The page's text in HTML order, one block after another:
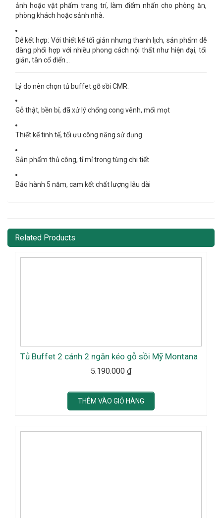
ảnh hoặc vật phẩm trang trí, làm điểm nhấn cho phòng ăn,
phòng khách hoặc sảnh nhà.
Dễ kết hợp: Với thiết kế tối giản nhưng thanh lịch, sản phẩm dễ
dàng phối hợp với nhiều phong cách nội thất như hiện đại, tối
giản, tân cổ điển…
Lý do nên chọn tủ buffet gỗ sồi CMR:
Gỗ thật, bền bỉ, đã xử lý chống cong vênh, mối mọt
Thiết kế tinh tế, tối ưu công năng sử dụng
Sản phẩm thủ công, tỉ mỉ trong từng chi tiết
Bảo hành 5 năm, cam kết chất lượng lâu dài
Related Products
Tủ Buffet 2 cánh 2 ngăn kéo gỗ sồi Mỹ Montana
5.190.000 ₫
THÊM VÀO GIỎ HÀNG